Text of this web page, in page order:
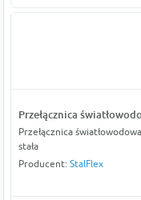
Przełącznica
Przełącznica
stała
Producent: StalFlex